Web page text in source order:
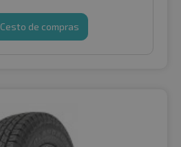
Cesto de compras